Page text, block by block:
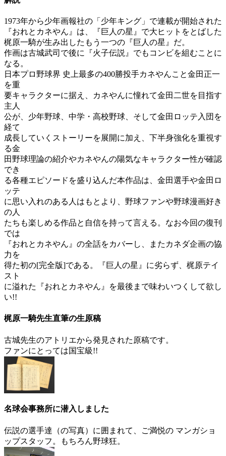
1973年から少年画報社の「少年キング」で連載が開始された
『おれとカネやん』は、『巨人の星』で大ヒットをとばした
梶原一騎が生み出したもう一つの『巨人の星』だ。
作画は古城武司で後に『火子伝説』でもコンビを組むことに
なる。
日本プロ野球界 史上最多の400勝投手カネやんこと金田正一
を重
要キャラクターに据え、カネやんに憧れて金田二世を目指す
主人
公が、少年野球、中学・高校野球、そして金田ロッテ入団を
経て
成長していくストーリーを展開に加え、下半身強化を重視す
る金
田野球理論の紹介やカネやんの陽気なキャラクター性が確認
でき
る各種エピソードを盛り込んだ本作品は、金田選手や金田ロ
ッテ
に思い入れのある人はもとより、野球ファンや野球漫画好き
の人
たちも楽しめる作品と自信を持って言える。なお今回の復刊
では
『おれとカネやん』の全話をカバーし、またカネダ企画の協
力を
得た初の[完全版]である。『巨人の星』に劣らず、梶原テイ
スト
に溢れた『おれとカネやん』を最後まで味わいつくして欲し
い!!
梶原一騎先生直筆の生原稿
古城先生のアトリエから発見された原稿です。
ファンにとっては国宝級!!
名球会事務所に潜入しました
伝説の選手達（の写真）に囲まれて、ご満悦の マンガショ
ップスタッフ。もちろん野球狂。